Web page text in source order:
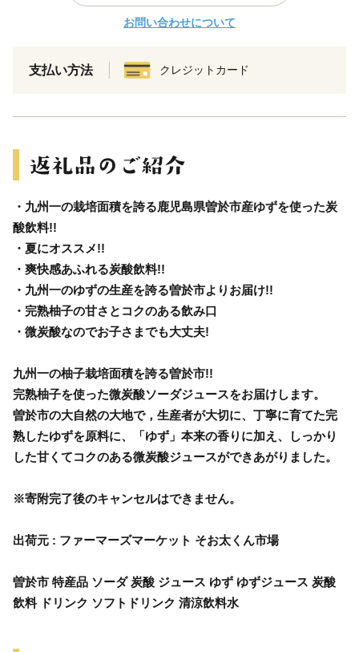
お問い合わせについて
支払い方法 クレジットカード
・九州一の栽培面積を誇る鹿児島県曽於市産ゆずを使った炭
酸飲料!!
・夏にオススメ!!
・爽快感あふれる炭酸飲料!!
・九州一のゆずの生産を誇る曽於市よりお届け!!
・完熟柚子の甘さとコクのある飲み口
・微炭酸なのでお子さまでも大丈夫!
九州一の柚子栽培面積を誇る曽於市!!
完熟柚子を使った微炭酸ソーダジュースをお届けします。
曽於市の大自然の大地で，生産者が大切に、丁寧に育てた完
熟したゆずを原料に、「ゆず」本来の香りに加え、しっかり
した甘くてコクのある微炭酸ジュースができあがりました。
※寄附完了後のキャンセルはできません。
出荷元 : ファーマーズマーケット そお太くん市場
曽於市 特産品 ソーダ 炭酸 ジュース ゆず ゆずジュース 炭酸
飲料 ドリンク ソフトドリンク 清涼飲料水